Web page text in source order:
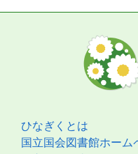
ひなぎくとは
国立国会図書館ホーム